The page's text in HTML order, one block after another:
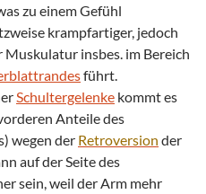
zu einem Gefühl
krampfartiger, jedoch
insbes. im Bereich
führt.
Schultergelenke kommt es
Anteile des
wegen der Retroversion der
auf der Seite des
sein, weil der Arm mehr